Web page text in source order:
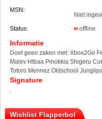
MSN:
Niet
Status:
offline
Informatie
Doet geen zaken met: Xbox2Go
Malev Htbaa Pinokkia Shigeru
Totoro Mennez Oldschool
Signature
.
Wishlist Flapperbol